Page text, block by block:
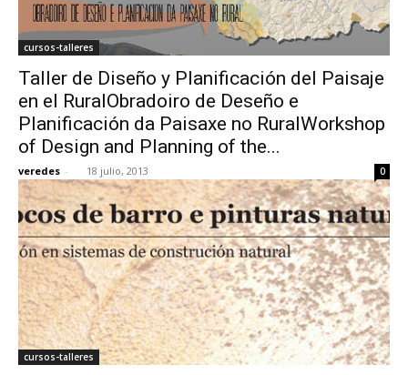
cursos-talleres
Taller de Diseño y Planificación del Paisaje
en el RuralObradoiro de Deseño e
Planificación da Paisaxe no RuralWorkshop
of Design and Planning of the...
veredes - 18 julio, 2013 0
cursos-talleres